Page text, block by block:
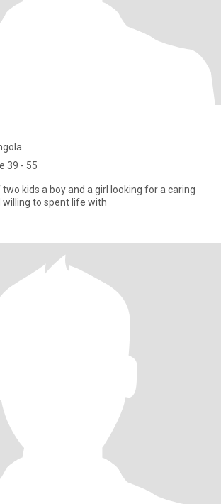
39 - 55
kids a boy and a girl looking for a caring
willing to spent life with